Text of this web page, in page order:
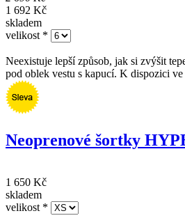
Ultra pohodlná směs neoprenu a
VEST odvádí skvělou práci při ochraně
kritických oblastí pro...
Neoprenová vesta s
5/3mm dámská
1 692 Kč
skladem
Neexistuje lepší způsob, jak si zvýšit
pod oblek vestu s kapucí. K dispozici ve